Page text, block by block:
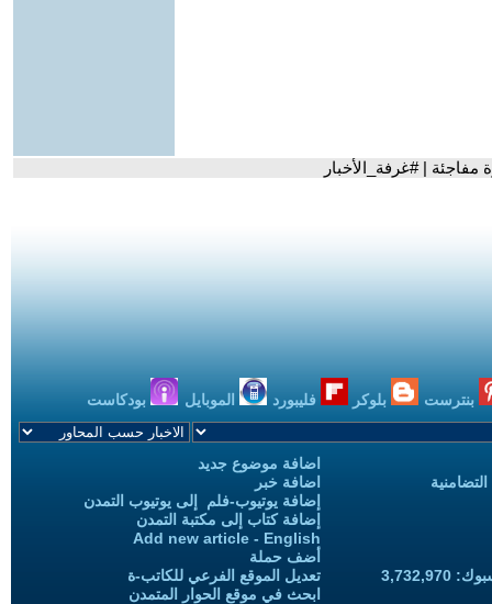
| #غرفة_الأخبار
بنترست بلوكر فليبورد الموبايل بودكاست
اضافة موضوع جديد
اضافة خبر
إضافة يوتيوب-فلم إلى يوتيوب التمدن
إضافة كتاب إلى مكتبة التمدن
Add new article - English
أضف حملة
تعديل الموقع الفرعي للكاتب-ة
ابحث في موقع الحوار المتمدن